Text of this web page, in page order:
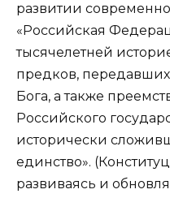
развитии
«Российская
тысячелетней
предков,
Бога, а также
Российского
исторически
единство».
развиваясь и